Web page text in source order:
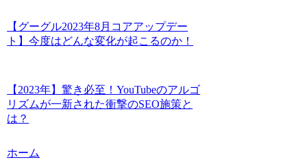
【グーグル2023年8月コアアップデー
ト】今度はどんな変化が起こるのか！
【2023年】驚き必至！YouTubeのアルゴ
リズムが一新された衝撃のSEO施策と
は？
ホーム